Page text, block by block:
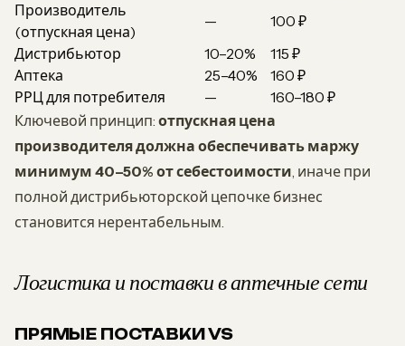
Производитель
(отпускная цена)
—
100 ₽
Дистрибьютор
10–20%
115 ₽
Аптека
25–40%
160 ₽
РРЦ для потребителя
—
160–180 ₽
Ключевой принцип: отпускная цена
производителя должна обеспечивать маржу
минимум 40–50% от себестоимости, иначе при
полной дистрибьюторской цепочке бизнес
становится нерентабельным.
Логистика и поставки в аптечные сети
ПРЯМЫЕ ПОСТАВКИ VS